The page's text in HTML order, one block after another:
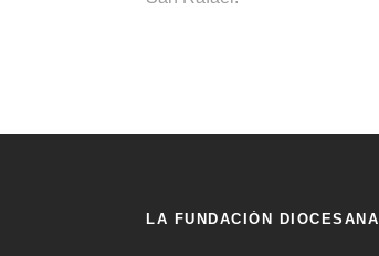
LA FUNDACIÓN DIOCESANA